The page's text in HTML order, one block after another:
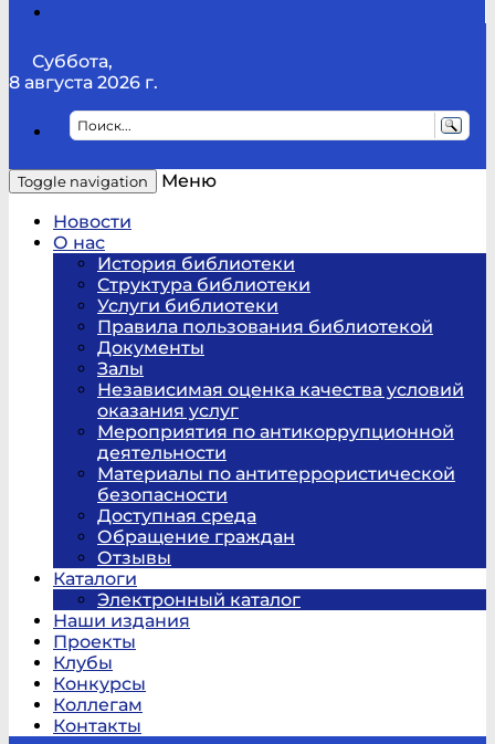
Суббота,
8 августа 2026 г.
Toggle navigation
Меню
Новости
О нас
История библиотеки
Структура библиотеки
Услуги библиотеки
Правила пользования библиотекой
Документы
Залы
Независимая оценка качества условий
оказания услуг
Мероприятия по антикоррупционной
деятельности
Материалы по антитеррористической
безопасности
Доступная среда
Обращение граждан
Отзывы
Каталоги
Электронный каталог
Наши издания
Проекты
Клубы
Конкурсы
Коллегам
Контакты